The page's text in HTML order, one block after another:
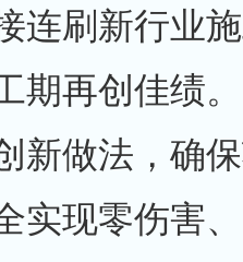
连刷新行业
期再创佳绩
新做法，确
实现零伤害